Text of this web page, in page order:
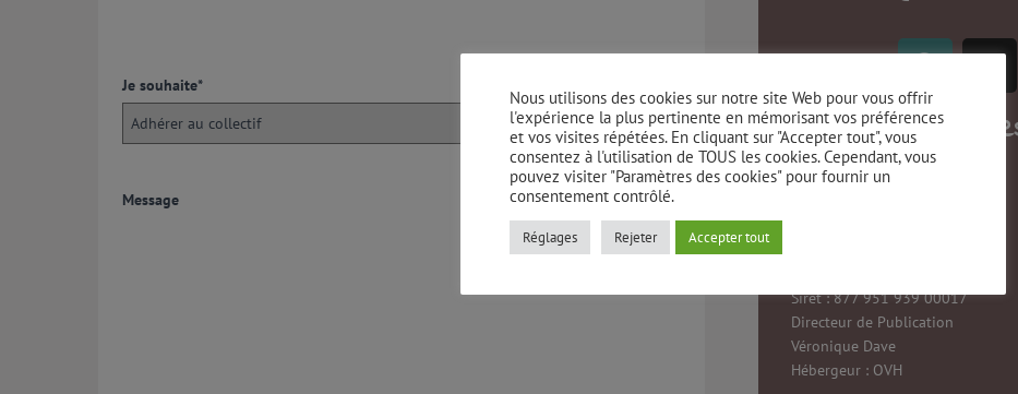
Je souhaite*
Message
Informations
CULTIVONS LES CAILLOUX
Siret : 877 951 939 00017
Directeur de Publication
Véronique Dave
Hébergeur : OVH
Nous utilisons des cookies sur notre site Web pour vous offrir
l'expérience la plus pertinente en mémorisant vos préférences
et vos visites répétées. En cliquant sur "Accepter tout", vous
consentez à l'utilisation de TOUS les cookies. Cependant, vous
pouvez visiter "Paramètres des cookies" pour fournir un
consentement contrôlé.
Réglages Rejeter Accepter tout